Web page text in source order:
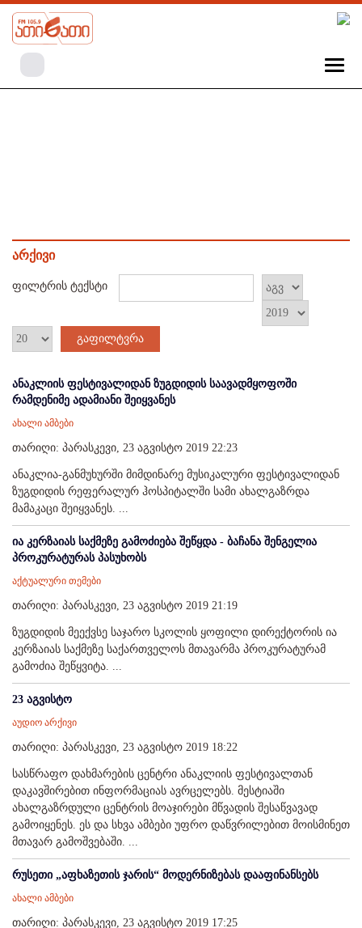
არქივი
ფილტრის ტექსტი
გაფილტვრა
ანაკლიის ფესტივალიდან ზუგდიდის საავადმყოფოში
რამდენიმე ადამიანი შეიყვანეს
ახალი ამბები
თარიღი: პარასკევი, 23 აგვისტო 2019 22:23
ანაკლია-განმუხურში მიმდინარე მუსიკალური ფესტივალიდან
ზუგდიდის რეფერალურ ჰოსპიტალში სამი ახალგაზრდა
მამაკაცი შეიყვანეს. ...
ია კერზაიას საქმეზე გამოძიება შეწყდა - ბაჩანა შენგელია
პროკურატურას პასუხობს
აქტუალური თემები
თარიღი: პარასკევი, 23 აგვისტო 2019 21:19
ზუგდიდის მეექვსე საჯარო სკოლის ყოფილი დირექტორის ია
კერზაიას საქმეზე საქართველოს მთავარმა პროკურატურამ
გამოძია შეწყვიტა. ...
23 აგვისტო
აუდიო არქივი
თარიღი: პარასკევი, 23 აგვისტო 2019 18:22
სასწრაფო დახმარების ცენტრი ანაკლიის ფესტივალთან
დაკავშირებით ინფორმაციას ავრცელებს. მესტიაში
ახალგაზრდული ცენტრის მოაჯირები მწვადის შესაწვავად
გამოიყენეს. ეს და სხვა ამბები უფრო დაწვრილებით მოისმინეთ
მთავარ გამოშვებაში. ...
რუსეთი „აფხაზეთის ჯარის“ მოდერნიზებას დააფინანსებს
ახალი ამბები
თარიღი: პარასკევი, 23 აგვისტო 2019 17:25